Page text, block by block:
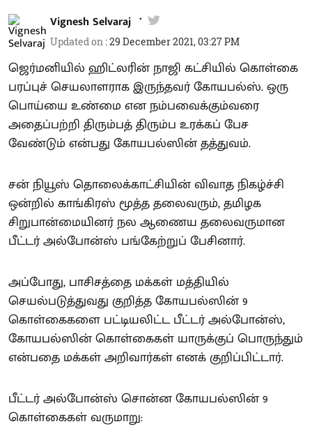
Vignesh Selvaraj
Updated on :29 December 2021, 03:27 PM
ஜெர்மனியில் ஹிட்லரின் நாஜி கட்சியில் கொள்கை
பரப்புச் செயலாளராக இருந்தவர் கோயபல்ஸ். ஒரு
பொய்யை உண்மை என நம்பவைக்கும்வரை
அதைப்பற்றி திரும்பத் திரும்ப உரக்கப் பேச
வேண்டும் என்பது கோயபல்ஸின் தத்துவம்.
சன் நியூஸ் தொலைக்காட்சியின் விவாத நிகழ்ச்சி
ஒன்றில் காங்கிரஸ் மூத்த தலைவரும், தமிழக
சிறுபான்மையினர் நல ஆணைய தலைவருமான
பீட்டர் அல்போன்ஸ் பங்கேற்றுப் பேசினார்.
அப்போது, பாசிசத்தை மக்கள் மத்தியில்
செயல்படுத்துவது குறித்த கோயபல்ஸின் 9
கொள்கைகளை பட்டியலிட்ட பீட்டர் அல்போன்ஸ்,
கோயபல்ஸின் கொள்கைகள் யாருக்குப் பொருந்தும்
என்பதை மக்கள் அறிவார்கள் எனக் குறிப்பிட்டார்.
பீட்டர் அல்போன்ஸ் சொன்ன கோயபல்ஸின் 9
கொள்கைகள் வருமாறு: